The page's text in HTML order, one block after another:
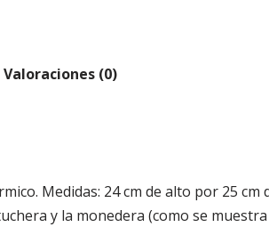
Valoraciones (0)
Medidas: 24 cm de alto por 25 cm
y la monedera (como se